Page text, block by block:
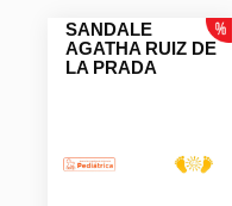
SANDALE
AGATHA RUIZ DE
LA PRADA